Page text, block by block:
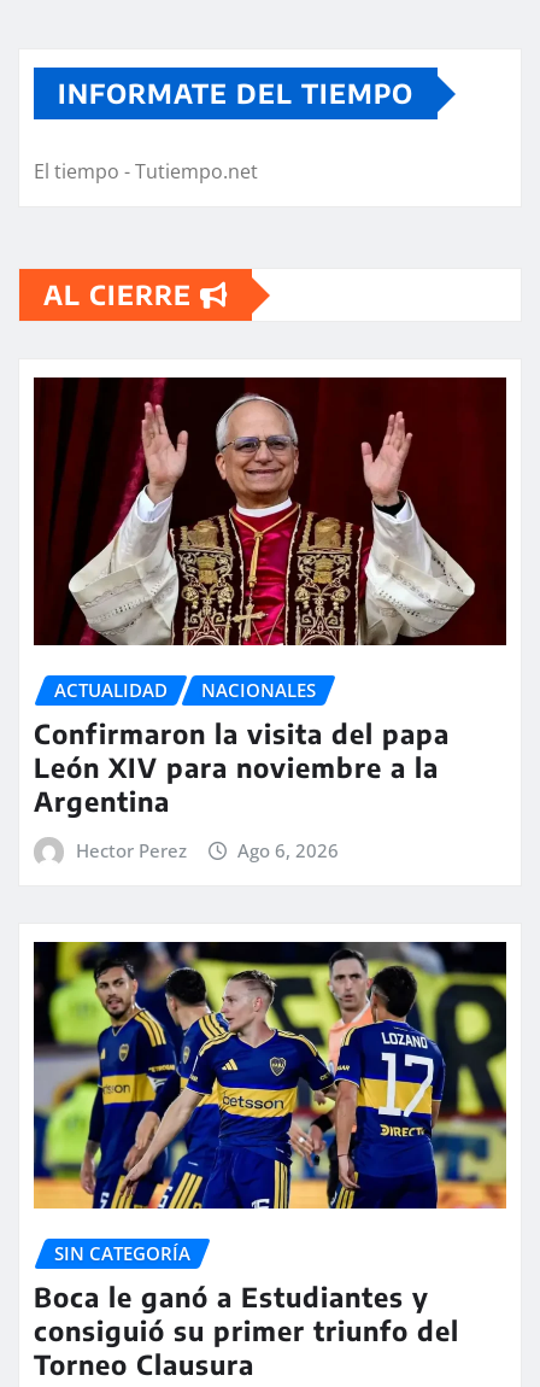
INFORMATE DEL TIEMPO
El tiempo - Tutiempo.net
AL CIERRE
ACTUALIDAD NACIONALES
Confirmaron la visita del papa
León XIV para noviembre a la
Argentina
Hector Perez Ago 6, 2026
SIN CATEGORÍA
Boca le ganó a Estudiantes y
consiguió su primer triunfo del
Torneo Clausura